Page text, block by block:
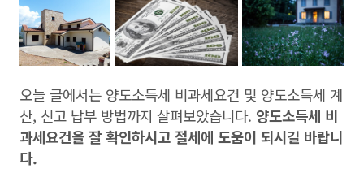
오늘 글에서는 양도소득세 비과세요건 및 양도소득세 계
산, 신고 납부 방법까지 살펴보았습니다. 양도소득세 비
과세요건을 잘 확인하시고 절세에 도움이 되시길 바랍니
다.